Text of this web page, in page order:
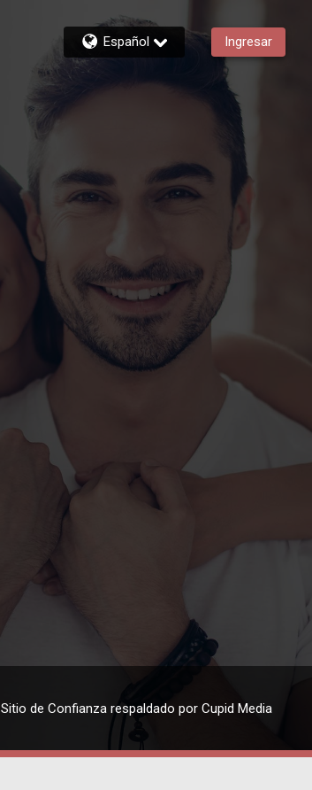
Español Ingresar
Sitio de Confianza respaldado por Cupid Media